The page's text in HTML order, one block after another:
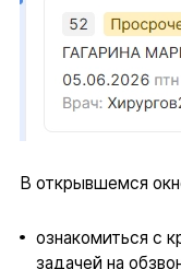
В открывшемся
ознакомиться с
задачей на